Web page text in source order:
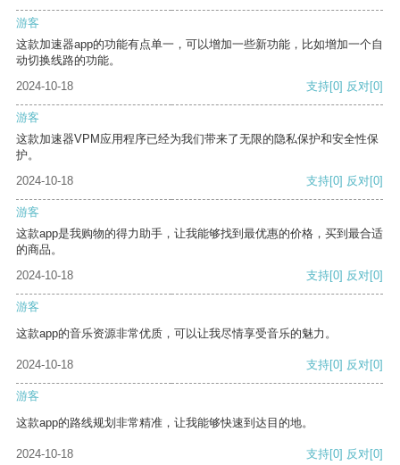
游客
这款加速器app的功能有点单一，可以增加一些新功能，比如增加一个自
动切换线路的功能。
2024-10-18
支持[0] 反对[0]
游客
这款加速器VPM应用程序已经为我们带来了无限的隐私保护和安全性保
护。
2024-10-18
支持[0] 反对[0]
游客
这款app是我购物的得力助手，让我能够找到最优惠的价格，买到最合适
的商品。
2024-10-18
支持[0] 反对[0]
游客
这款app的音乐资源非常优质，可以让我尽情享受音乐的魅力。
2024-10-18 支持[0] 反对[0]
游客
这款app的路线规划非常精准，让我能够快速到达目的地。
2024-10-18 支持[0] 反对[0]